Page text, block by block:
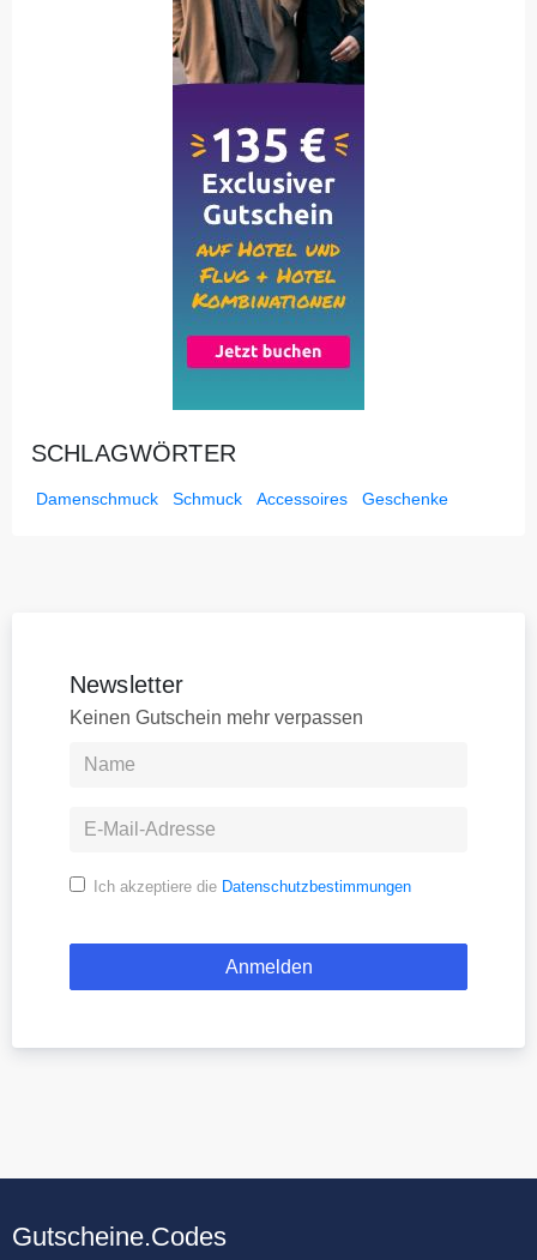
SCHLAGWÖRTER
Damenschmuck Schmuck Accessoires Geschenke
Newsletter
Keinen Gutschein mehr verpassen
Ich akzeptiere die Datenschutzbestimmungen
Gutscheine.Codes